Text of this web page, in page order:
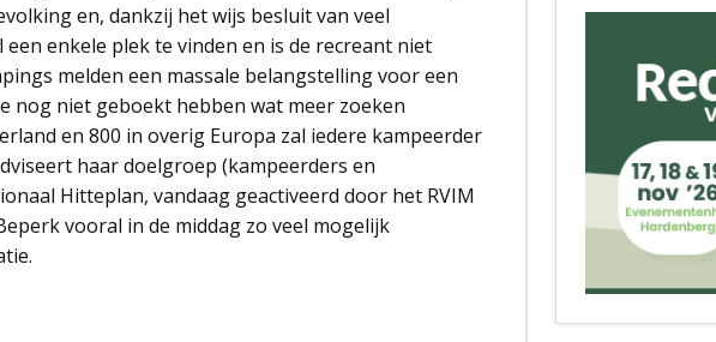
en, dankzij het wijs besluit van veel
enkele plek te vinden en is de recreant niet
melden een massale belangstelling voor een
nog niet geboekt hebben wat meer zoeken
en 800 in overig Europa zal iedere kampeerder
haar doelgroep (kampeerders en
Hitteplan, vandaag geactiveerd door het RVIM
vooral in de middag zo veel mogelijk